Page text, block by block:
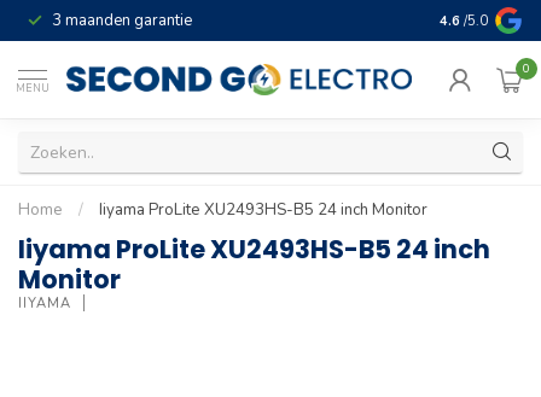
3 maanden garantie Geld terug
4.6 /5.0
MENU
0
Home / Iiyama ProLite XU2493HS-B5 24 inch Monitor
Iiyama ProLite XU2493HS-B5 24 inch
Monitor
IIYAMA